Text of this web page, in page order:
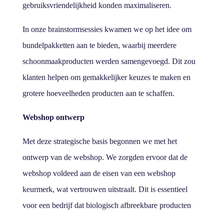
gebruiksvriendelijkheid konden maximaliseren.
In onze brainstormsessies kwamen we op het idee om
bundelpakketten aan te bieden, waarbij meerdere
schoonmaakproducten werden samengevoegd. Dit zou
klanten helpen om gemakkelijker keuzes te maken en
grotere hoeveelheden producten aan te schaffen.
Webshop ontwerp
Met deze strategische basis begonnen we met het
ontwerp van de webshop. We zorgden ervoor dat de
webshop voldeed aan de eisen van een webshop
keurmerk, wat vertrouwen uitstraalt. Dit is essentieel
voor een bedrijf dat biologisch afbreekbare producten